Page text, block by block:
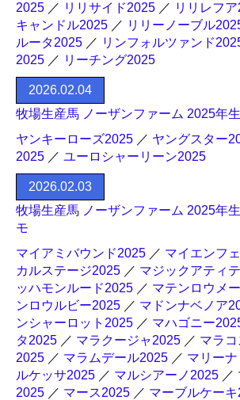
2025 ／ リリサイド2025 ／ リリレフ
キャンドル2025 ／ リリーノーブル
ルータ2025 ／ リンフォルツァンド
2025 ／ リーチング2025
2026.02.04
牧場生産馬 ノーザンファーム 2025年
ヤンキーローズ2025 ／ ヤングスター
2025 ／ ユーロシャーリーン2025
2026.02.03
牧場生産馬 ノーザンファーム 2025年
モ
マイアミバウンド2025 ／ マイエンフ
カルステージ2025 ／ マジックアティ
ッハモンルード2025 ／ マテンロウメ
ンロウルビー2025 ／ マドンナベノア
ンシャーロット2025 ／ マハゴニー
タ2025 ／ マラクージャ2025 ／ マラ
2025 ／ マラムデール2025 ／ マリー
ルケッサ2025 ／ マルシアーノ2025 ／
2025 ／ マース2025 ／ マーブルケー